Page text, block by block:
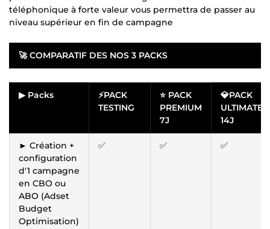
téléphonique à forte valeur vous permettra de passer au
niveau supérieur en fin de campagne
🚀COMPARATIF DES NOS 3 PACKS
▶ Packs
⚡PACK
TESTING
⭐ PACK
PREMIUM
7J
💎PACK
ULTIMATE
14J
► Création +
configuration
d'1 campagne
en CBO ou
ABO (Adset
Budget
Optimisation)
✅ ✅ ✅